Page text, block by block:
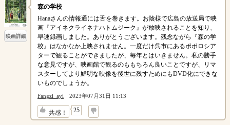
映画詳細
森の学校
Hanaさんの情報通には舌を巻きます。お陰様で広島の放送局で映
画『アイネクライネナハトムジーク』が放映されることを知り、
早速録画しました。ありがとうございます。残念ながら『森の学
校』はなかなか上映されません。一度だけ呉市にあるポポロシア
ターで観ることができましたが、毎年とはいきません。私の勝手
な意見ですが、映画館で観るのももちろん良いことですが、リマ
スターしてより鮮明な映像を後世に残すためにもDVD化にできな
いものでしょうか。
Fangzi_ayi 2023年07月31日 11:13
共感！ 25
↓